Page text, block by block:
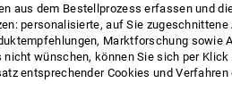
aus dem Bestellprozess erfassen und
personalisierte, auf Sie
Marktforschung sowie
nicht wünschen, können Sie sich per Klick
entsprechender Cookies und